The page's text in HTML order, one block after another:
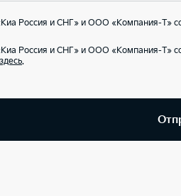
Россия и СНГ» и ООО «Компания-Т»
Россия и СНГ» и ООО «Компания-Т»
.